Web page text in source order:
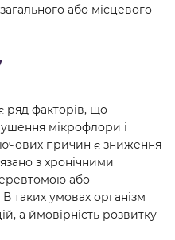
або місцевого
ряд факторів, що
мікрофлори і
причин є зниження
з хронічними
або
таких умовах організм
а ймовірність розвитку